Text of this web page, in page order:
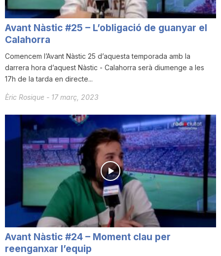
n
a
Avant Nàstic #25 – L’obligació de guanyar el
Calahorra
Comencem l’Avant Nàstic 25 d’aquesta temporada amb la
darrera hora d’aquest Nàstic - Calahorra serà diumenge a les
17h de la tarda en directe...
Èric Rosique - 17 març, 2023
Avant Nàstic #24 – Moment clau per
reenganxar l’equip